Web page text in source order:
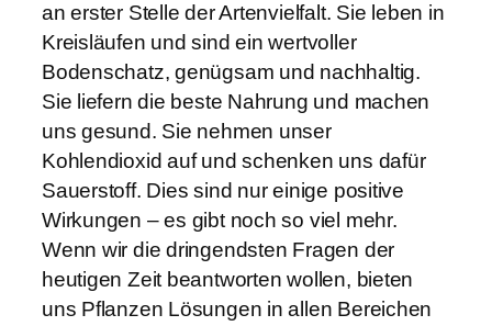
an erster Stelle der Artenvielfalt. Sie leben in
Kreisläufen und sind ein wertvoller
Bodenschatz, genügsam und nachhaltig.
Sie liefern die beste Nahrung und machen
uns gesund. Sie nehmen unser
Kohlendioxid auf und schenken uns dafür
Sauerstoff. Dies sind nur einige positive
Wirkungen – es gibt noch so viel mehr.
Wenn wir die dringendsten Fragen der
heutigen Zeit beantworten wollen, bieten
uns Pflanzen Lösungen in allen Bereichen